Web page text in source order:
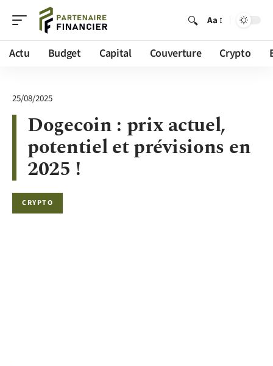
Aa
Actu Budget Capital Couverture Crypto
25/08/2025
Dogecoin : prix actuel,
potentiel et prévisions en
2025 !
CRYPTO